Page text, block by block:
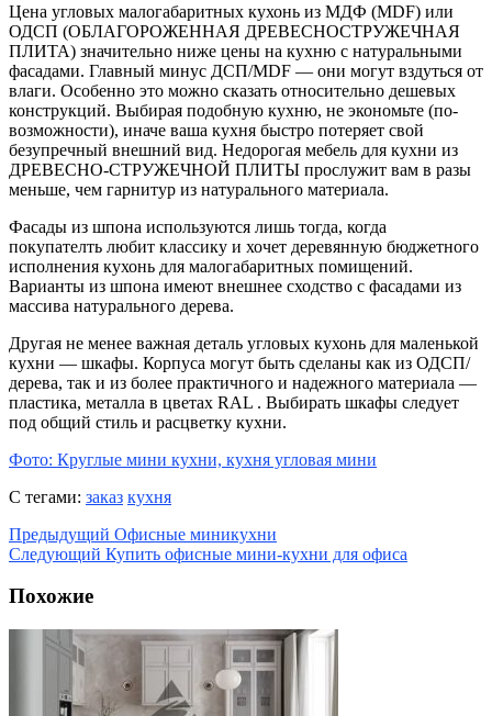
Цена угловых малогабаритных кухонь из МДФ (MDF) или
ОДСП (ОБЛАГОРОЖЕННАЯ ДРЕВЕСНОСТРУЖЕЧНАЯ
ПЛИТА) значительно ниже цены на кухню с натуральными
фасадами. Главный минус ДСП/MDF — они могут вздуться от
влаги. Особенно это можно сказать относительно дешевых
конструкций. Выбирая подобную кухню, не экономьте (по-
возможности), иначе ваша кухня быстро потеряет свой
безупречный внешний вид. Недорогая мебель для кухни из
ДРЕВЕСНО-СТРУЖЕЧНОЙ ПЛИТЫ прослужит вам в разы
меньше, чем гарнитур из натурального материала.
Фасады из шпона используются лишь тогда, когда
покупателть любит классику и хочет деревянную бюджетного
исполнения кухонь для малогабаритных помищений.
Варианты из шпона имеют внешнее сходство с фасадами из
массива натурального дерева.
Другая не менее важная деталь угловых кухонь для маленькой
кухни — шкафы. Корпуса могут быть сделаны как из ОДСП/
дерева, так и из более практичного и надежного материала —
пластика, металла в цветах RAL . Выбирать шкафы следует
под общий стиль и расцветку кухни.
Фото: Круглые мини кухни, кухня угловая мини
С тегами: заказ кухня
Предыдущий Офисные миникухни
Следующий Купить офисные мини-кухни для офиса
Похожие